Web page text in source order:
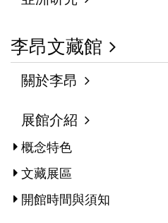
李昂文藏館
關於李昂
展館介紹
概念特色
文藏展區
開館時間與須知